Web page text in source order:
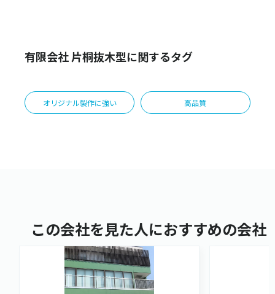
有限会社 片桐抜木型に関するタグ
オリジナル製作に強い 高品質
この会社を見た人におすすめの会社